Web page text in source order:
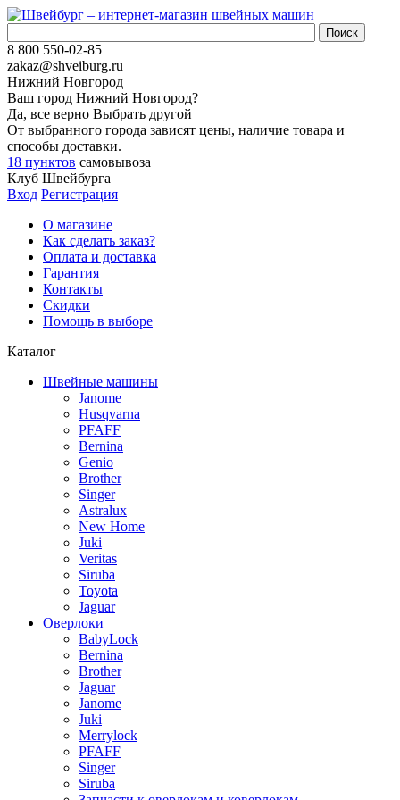
8 800 550-02-85
zakaz@shveiburg.ru
Нижний Новгород
Ваш город Нижний Новгород?
Да, все верно Выбрать другой
От выбранного города зависят цены, наличие товара и
способы доставки.
18 пунктов самовывоза
Клуб Швейбурга
Вход Регистрация
О магазине
Как сделать заказ?
Оплата и доставка
Гарантия
Контакты
Скидки
Помощь в выборе
Каталог
Швейные машины
Janome
Husqvarna
PFAFF
Bernina
Genio
Brother
Singer
Astralux
New Home
Juki
Veritas
Siruba
Toyota
Jaguar
Оверлоки
BabyLock
Bernina
Brother
Jaguar
Janome
Juki
Merrylock
PFAFF
Singer
Siruba